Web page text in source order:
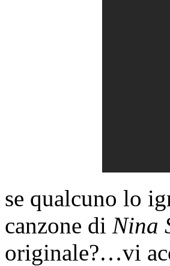
se qualcuno lo
canzone di Nina
originale?…vi